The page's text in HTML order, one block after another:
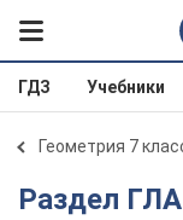
ГДЗ Учебники
Геометрия 7
Раздел ГЛАВА III. Параграф 2.